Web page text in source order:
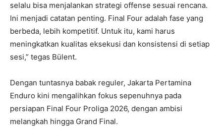
selalu bisa menjalankan strategi offense sesuai rencana.
Ini menjadi catatan penting. Final Four adalah fase yang
berbeda, lebih kompetitif. Untuk itu, kami harus
meningkatkan kualitas eksekusi dan konsistensi di setiap
sesi,” tegas Bülent.
Dengan tuntasnya babak reguler, Jakarta Pertamina
Enduro kini mengalihkan fokus sepenuhnya pada
persiapan Final Four Proliga 2026, dengan ambisi
melangkah hingga Grand Final.